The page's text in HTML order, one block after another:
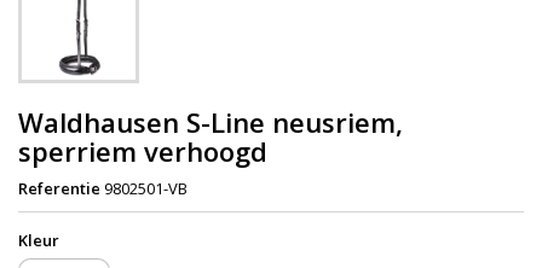
Waldhausen S-Line neusriem,
sperriem verhoogd
Referentie 9802501-VB
Kleur